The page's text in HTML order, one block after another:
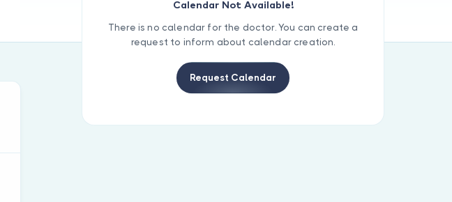
Calendar Not Available!
There is no calendar for the doctor. You can create a
request to inform about calendar creation.
Request Calendar